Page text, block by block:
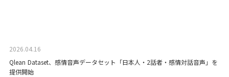
2026.04.16
Qlean Dataset、感情音声データセット「日本人・2話者・感情対話音声」を
提供開始